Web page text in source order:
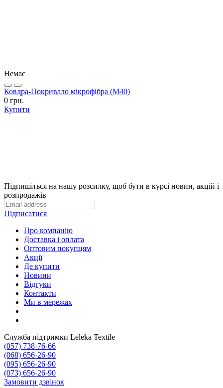
Немає
Ковдра-Покривало мікрофібра (М40)
0 грн.
Купити
Підпишіться на нашу розсилку, щоб бути в курсі новин, акцій і
розпродажів
Підписатися
Про компанію
Доставка і оплата
Оптовим покупцям
Акції
Де купити
Новини
Відгуки
Контакти
Ми в мережах
Служба підтримки Leleka Textile
(057) 738-76-66
(068) 656-26-90
(095) 656-26-90
(073) 656-26-90
Замовити дзвінок